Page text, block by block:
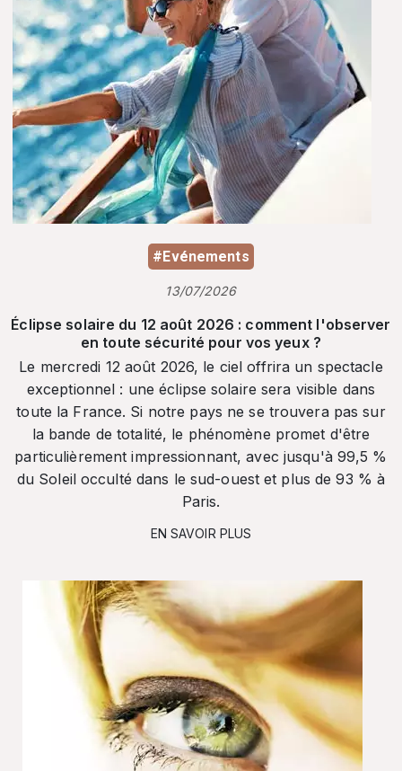
#Evénements
13/07/2026
Éclipse solaire du 12 août 2026 : comment l'observer
en toute sécurité pour vos yeux ?
Le mercredi 12 août 2026, le ciel offrira un spectacle
exceptionnel : une éclipse solaire sera visible dans
toute la France. Si notre pays ne se trouvera pas sur
la bande de totalité, le phénomène promet d'être
particulièrement impressionnant, avec jusqu'à 99,5 %
du Soleil occulté dans le sud-ouest et plus de 93 % à
Paris.
EN SAVOIR PLUS